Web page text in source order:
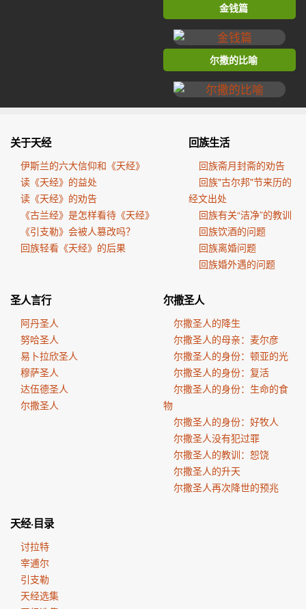
金钱篇
尔撒的比喻
关于天经
伊斯兰的六大信仰和《天经》
读《天经》的益处
读《天经》的劝告
《古兰经》是怎样看待《天经》
《引支勒》会被人篡改吗？
回族轻看《天经》的后果
回族生活
回族斋月封斋的劝告
回族"古尔邦"节来历的
经文出处
回族有关“洁净”的教训
回族饮酒的问题
回族离婚问题
回族婚外遇的问题
圣人言行
阿丹圣人
努哈圣人
易卜拉欣圣人
穆萨圣人
达伍德圣人
尔撒圣人
尔撒圣人
尔撒圣人的降生
尔撒圣人的母亲：麦尔彦
尔撒圣人的身份：顿亚的光
尔撒圣人的身份：复活
尔撒圣人的身份：生命的食
物
尔撒圣人的身份：好牧人
尔撒圣人没有犯过罪
尔撒圣人的教训：恕饶
尔撒圣人的升天
尔撒圣人再次降世的预兆
天经·目录
讨拉特
宰逋尔
引支勒
天经选集